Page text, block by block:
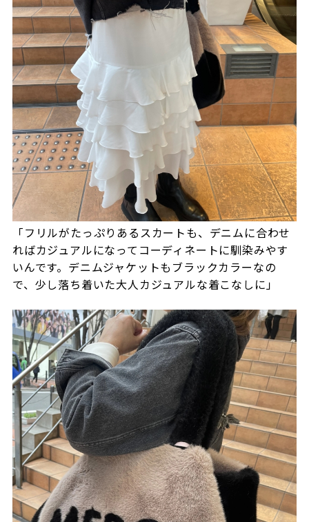
「フリルがたっぷりあるスカートも、デニムに合わせ
ればカジュアルになってコーディネートに馴染みやす
いんです。デニムジャケットもブラックカラーなの
で、少し落ち着いた大人カジュアルな着こなしに」